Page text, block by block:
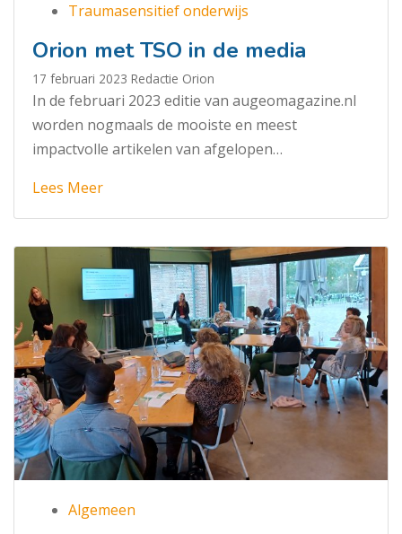
Traumasensitief onderwijs
Orion met TSO in de media
17 februari 2023 Redactie Orion
In de februari 2023 editie van augeomagazine.nl
worden nogmaals de mooiste en meest
impactvolle artikelen van afgelopen…
Lees Meer
Algemeen